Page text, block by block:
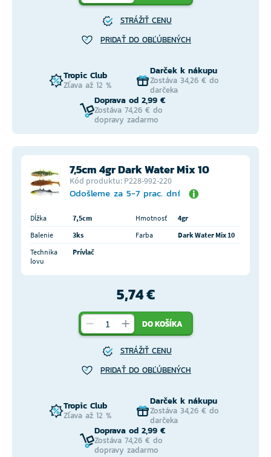
STRÁŽIŤ CENU
PRIDAŤ DO OBĽÚBENÝCH
Tropic Club
Zľava až 12 %
Darček k nákupu
Zostáva 34,26 € do
darčeka
Doprava od 2,99 €
Zostáva 74,26 € do
dopravy zadarmo
7,5cm 4gr Dark Water Mix 10
Kód produktu: P228-992-220
Odošleme za 5-7 prac. dní
Dĺžka 7,5cm Hmotnosť
4gr
Balenie
3ks Farba
Dark Water Mix 10
Technika
lovu
Prívlač
5,74 €
DO KOŠÍKA
STRÁŽIŤ CENU
PRIDAŤ DO OBĽÚBENÝCH
Tropic Club
Zľava až 12 %
Darček k nákupu
Zostáva 34,26 € do
darčeka
Doprava od 2,99 €
Zostáva 74,26 € do
dopravy zadarmo